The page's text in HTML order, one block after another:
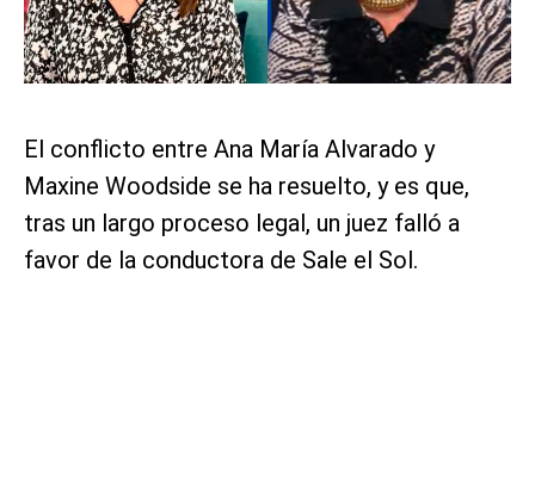
El conflicto entre Ana María Alvarado y
Maxine Woodside se ha resuelto, y es que,
tras un largo proceso legal, un juez falló a
favor de la conductora de Sale el Sol.